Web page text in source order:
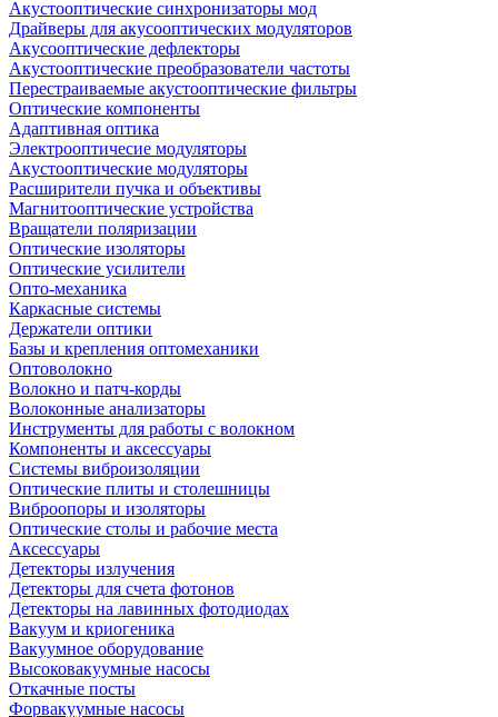
Акустооптические синхронизаторы мод
Драйверы для акусооптических модуляторов
Акусооптические дефлекторы
Акустооптические преобразователи частоты
Перестраиваемые акустооптические фильтры
Оптические компоненты
Адаптивная оптика
Электрооптичесие модуляторы
Акустооптические модуляторы
Расширители пучка и объективы
Магнитооптические устройства
Вращатели поляризации
Оптические изоляторы
Оптические усилители
Опто-механика
Каркасные системы
Держатели оптики
Базы и крепления оптомеханики
Оптоволокно
Волокно и патч-корды
Волоконные анализаторы
Инструменты для работы с волокном
Компоненты и аксессуары
Системы виброизоляции
Оптические плиты и столешницы
Виброопоры и изоляторы
Оптические столы и рабочие места
Аксессуары
Детекторы излучения
Детекторы для счета фотонов
Детекторы на лавинных фотодиодах
Вакуум и криогеника
Вакуумное оборудование
Высоковакуумные насосы
Откачные посты
Форвакуумные насосы